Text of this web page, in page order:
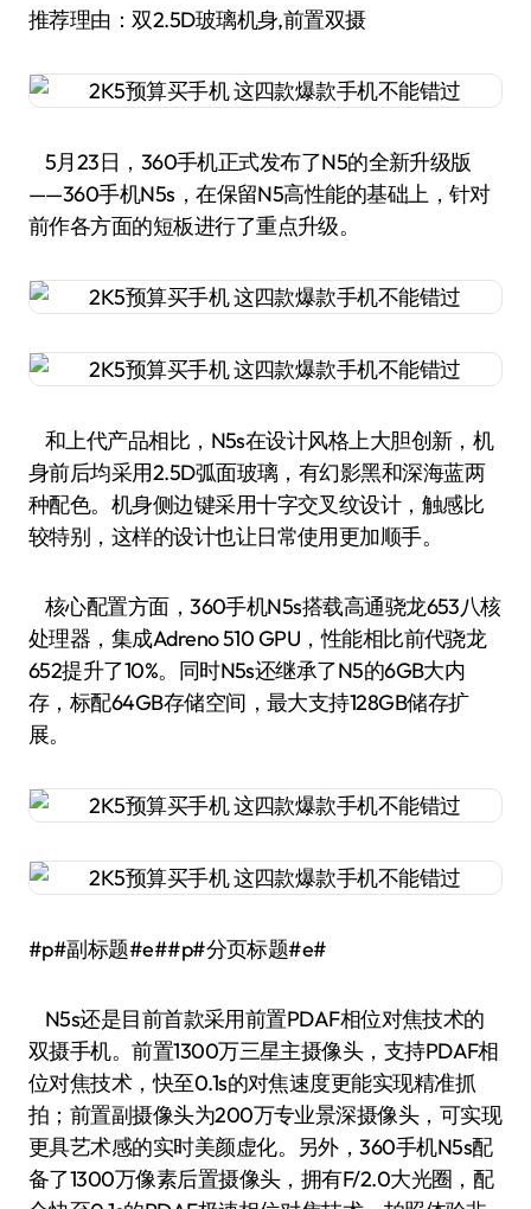
推荐理由：双2.5D玻璃机身,前置双摄
5月23日，360手机正式发布了N5的全新升级版
——360手机N5s，在保留N5高性能的基础上，针对
前作各方面的短板进行了重点升级。
和上代产品相比，N5s在设计风格上大胆创新，机
身前后均采用2.5D弧面玻璃，有幻影黑和深海蓝两
种配色。机身侧边键采用十字交叉纹设计，触感比
较特别，这样的设计也让日常使用更加顺手。
核心配置方面，360手机N5s搭载高通骁龙653八核
处理器，集成Adreno 510 GPU，性能相比前代骁龙
652提升了10%。同时N5s还继承了N5的6GB大内
存，标配64GB存储空间，最大支持128GB储存扩
展。
#p#副标题#e##p#分页标题#e#
N5s还是目前首款采用前置PDAF相位对焦技术的
双摄手机。前置1300万三星主摄像头，支持PDAF相
位对焦技术，快至0.1s的对焦速度更能实现精准抓
拍；前置副摄像头为200万专业景深摄像头，可实现
更具艺术感的实时美颜虚化。另外，360手机N5s配
备了1300万像素后置摄像头，拥有F/2.0大光圈，配